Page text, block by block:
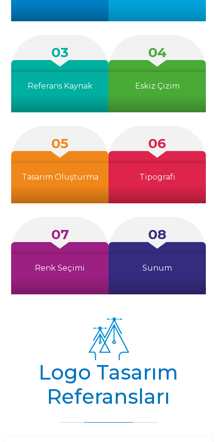
03
Referans Kaynak
04
Eskiz Çizim
05
Tasarım Oluşturma
06
Tipografi
07
Renk Seçimi
08
Sunum
Logo Tasarım
Referansları